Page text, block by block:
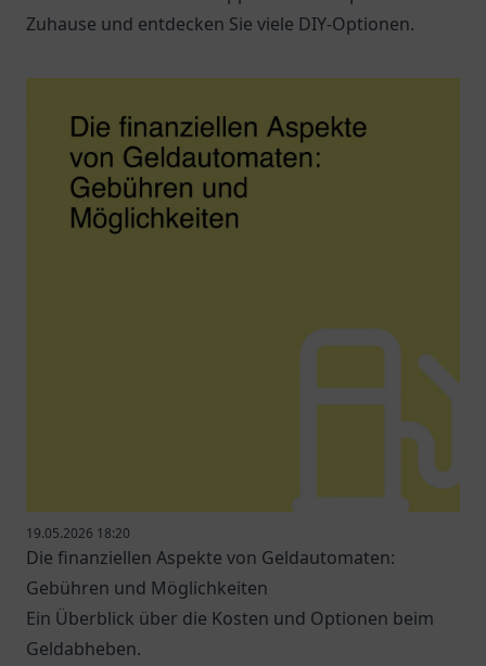
Zuhause und entdecken Sie viele DIY-Optionen.
19.05.2026 18:20
Die finanziellen Aspekte von Geldautomaten:
Gebühren und Möglichkeiten
Ein Überblick über die Kosten und Optionen beim
Geldabheben.